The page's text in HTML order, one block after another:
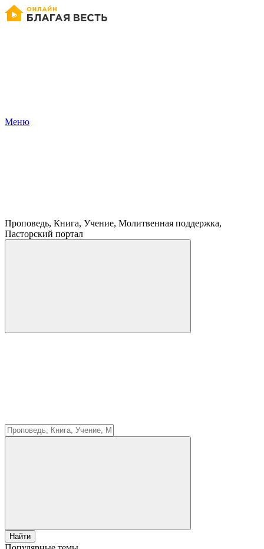
Меню
Проповедь, Книга, Учение, Молитвенная поддержка,
Пасторский портал
Найти